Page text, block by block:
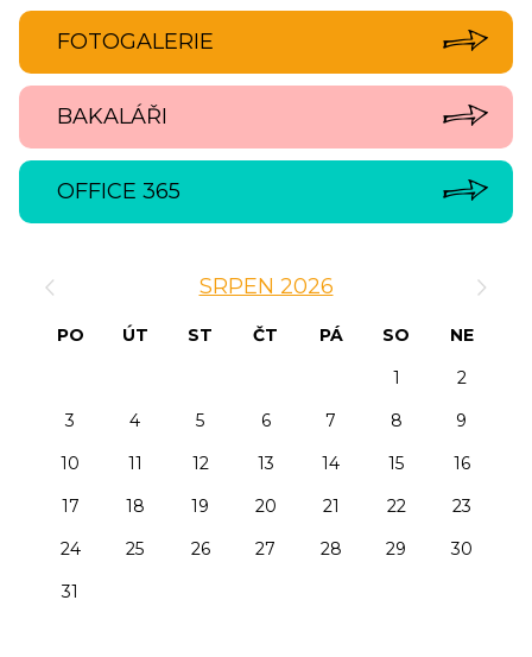
FOTOGALERIE
BAKALÁŘI
OFFICE 365
SRPEN 2026
PO ÚT ST ČT PÁ SO
NE
1
2
3
4 5 6 7 8
9
10
11 12 13 14 15
16
17
18 19 20 21 22
23
24
25 26 27 28 29
30
31